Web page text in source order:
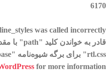
6170
was called incorrectly